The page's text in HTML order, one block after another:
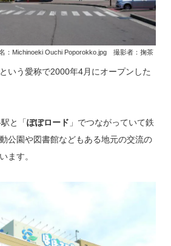
：Michinoeki Ouchi Poporokko.jpg 撮影者：掬茶
いう愛称で2000年4月にオープンした
と「ぽぽロード 」でつながっていて鉄
公園や図書館などもある地元の交流の
ます。